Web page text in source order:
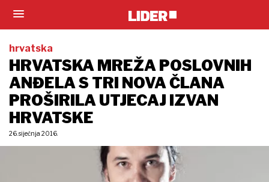
hrvatska
HRVATSKA MREŽA POSLOVNIH
ANĐELA S TRI NOVA ČLANA
PROŠIRILA UTJECAJ IZVAN
HRVATSKE
26. siječnja 2016.